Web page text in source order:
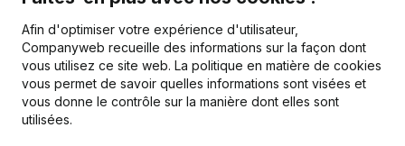
Publicationsde Dux International
Date Publication
Afin d'optimiser votre expérience d'utilisateur,
Companyweb recueille des informations sur la façon dont
vous utilisez ce site web. La politique en matière de cookies
vous permet de savoir quelles informations sont visées et
vous donne le contrôle sur la manière dont elles sont
utilisées.